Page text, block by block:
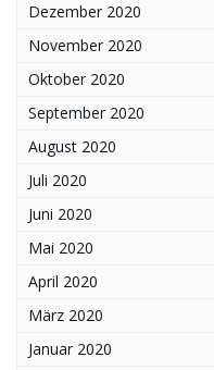
Dezember 2020
November 2020
Oktober 2020
September 2020
August 2020
Juli 2020
Juni 2020
Mai 2020
April 2020
März 2020
Januar 2020